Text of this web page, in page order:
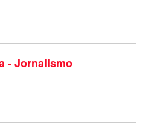
- Jornalismo